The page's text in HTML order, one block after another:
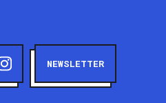
NEWSLETTER